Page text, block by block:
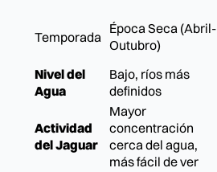
Temporada
Época Seca (Abril-
Outubro)
Nivel del
Agua
Bajo, ríos más
definidos
Actividad
del Jaguar
Mayor
concentración
cerca del agua,
más fácil de ver